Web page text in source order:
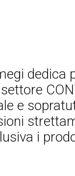
dedica
e
i